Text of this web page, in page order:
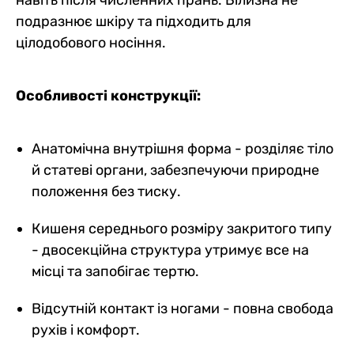
подразнює шкіру та підходить для
цілодобового носіння.
Особливості конструкції:
Анатомічна внутрішня форма - розділяє тіло
й статеві органи, забезпечуючи природне
положення без тиску.
Кишеня середнього розміру закритого типу
- двосекційна структура утримує все на
місці та запобігає тертю.
Відсутній контакт із ногами - повна свобода
рухів і комфорт.